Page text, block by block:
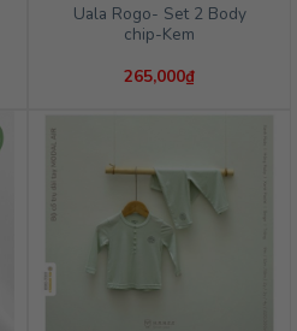
Uala Rogo- Set 2 Body
chip-Kem
265,000₫